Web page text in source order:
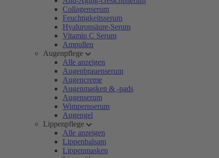
Collagenserum
Feuchtigkeitsserum
Hyaluronsäure-Serum
Vitamin C Serum
Ampullen
Augenpflege
Alle anzeigen
Augenbrauenserum
Augencreme
Augenmasken & -pads
Augenserum
Wimpernserum
Augengel
Lippenpflege
Alle anzeigen
Lippenbalsam
Lippenmasken